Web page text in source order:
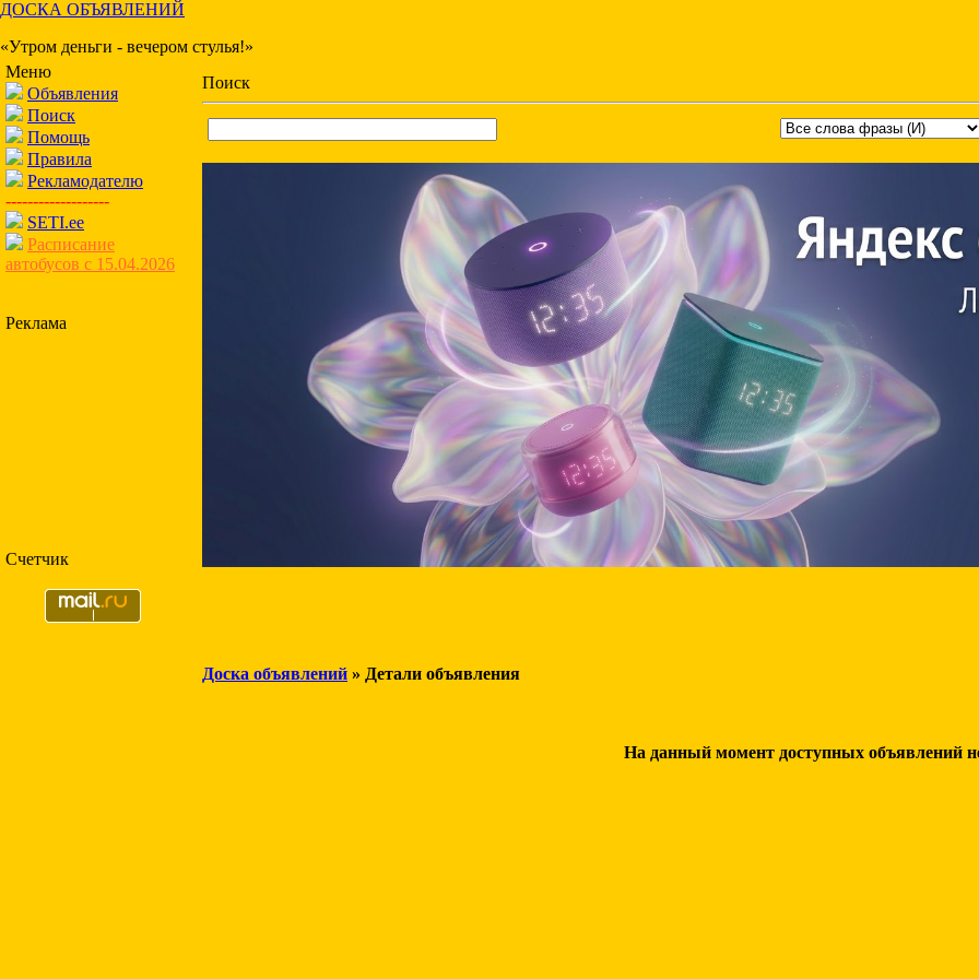
ДОСКА ОБЪЯВЛЕНИЙ
«Утром деньги - вечером стулья!»
Меню
Объявления
Поиск
Помощь
Правила
Рекламодателю
-------------------
SETI.ee
Расписание
автобусов с 15.04.2026
Реклама
Счетчик
Поиск
Доска объявлений » Детали объявления
На данный момент доступных объявлений